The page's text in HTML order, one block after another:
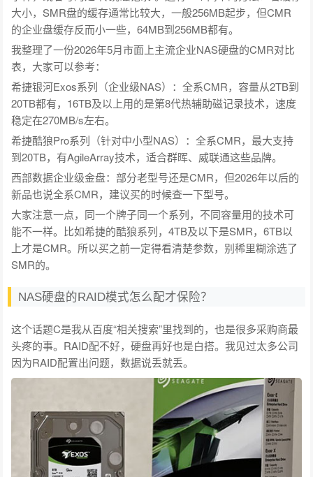
大小，SMR盘的缓存通常比较大，一般256MB起步，但CMR
的企业盘缓存反而小一些，64MB到256MB都有。
我整理了一份2026年5月市面上主流企业NAS硬盘的CMR对比
表，大家可以参考：
希捷银河Exos系列（企业级NAS）：全系CMR，容量从2TB到
20TB都有，16TB及以上用的是第8代热辅助磁记录技术，速度
稳定在270MB/s左右。
希捷酷狼Pro系列（针对中小型NAS）：全系CMR，最大支持
到20TB，有AgileArray技术，适合群晖、威联通这些品牌。
西部数据企业级金盘：部分老型号还是CMR，但2026年以后的
新品也说全系CMR，建议买的时候查一下型号。
大家注意一点，同一个牌子同一个系列，不同容量用的技术可
能不一样。比如希捷的酷狼系列，4TB及以下是SMR，6TB以
上才是CMR。所以买之前一定得看清楚参数，别稀里糊涂选了
SMR的。
NAS硬盘的RAID模式怎么配才保险？
这个话题C是我从百度“相关搜索”里找到的，也是很多采购商最
头疼的事。RAID配不好，硬盘再好也是白搭。我见过太多公司
因为RAID配置出问题，数据说丢就丢。